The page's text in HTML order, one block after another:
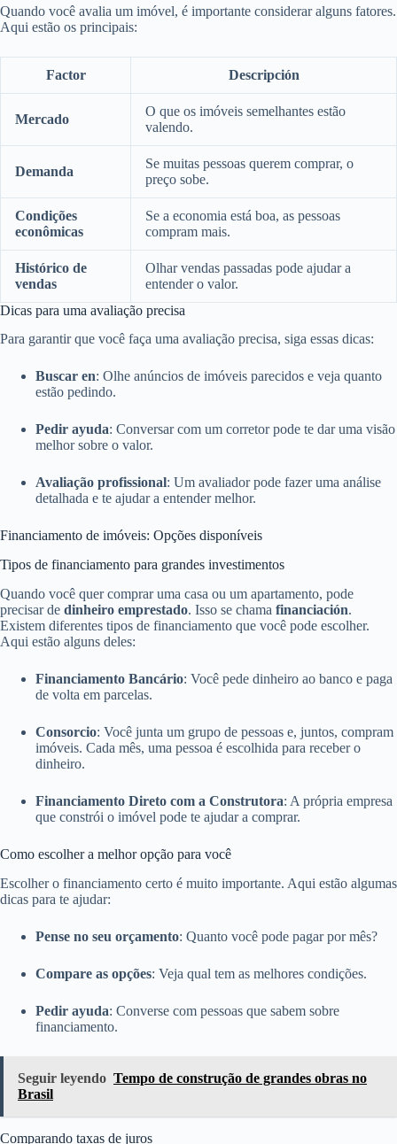
Quando você avalia um imóvel, é importante considerar alguns fatores.
Aqui estão os principais:
Factor Descripción
Mercado
O que os imóveis semelhantes estão
valendo.
Demanda
Se muitas pessoas querem comprar, o
preço sobe.
Condições
econômicas
Se a economia está boa, as pessoas
compram mais.
Histórico de
vendas
Olhar vendas passadas pode ajudar a
entender o valor.
Dicas para uma avaliação precisa
Para garantir que você faça uma avaliação precisa, siga essas dicas:
Buscar en: Olhe anúncios de imóveis parecidos e veja quanto
estão pedindo.
Pedir ayuda: Conversar com um corretor pode te dar uma visão
melhor sobre o valor.
Avaliação profissional: Um avaliador pode fazer uma análise
detalhada e te ajudar a entender melhor.
Financiamento de imóveis: Opções disponíveis
Tipos de financiamento para grandes investimentos
Quando você quer comprar uma casa ou um apartamento, pode
precisar de dinheiro emprestado. Isso se chama financiación.
Existem diferentes tipos de financiamento que você pode escolher.
Aqui estão alguns deles:
Financiamento Bancário: Você pede dinheiro ao banco e paga
de volta em parcelas.
Consorcio: Você junta um grupo de pessoas e, juntos, compram
imóveis. Cada mês, uma pessoa é escolhida para receber o
dinheiro.
Financiamento Direto com a Construtora: A própria empresa
que constrói o imóvel pode te ajudar a comprar.
Como escolher a melhor opção para você
Escolher o financiamento certo é muito importante. Aqui estão algumas
dicas para te ajudar:
Pense no seu orçamento: Quanto você pode pagar por mês?
Compare as opções: Veja qual tem as melhores condições.
Pedir ayuda: Converse com pessoas que sabem sobre
financiamento.
Seguir leyendo Tempo de construção de grandes obras no
Brasil
Comparando taxas de juros